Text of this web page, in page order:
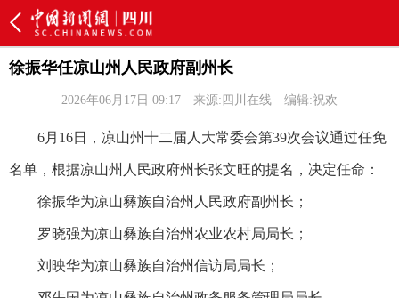
徐振华任凉山州人民政府副州长
2026年06月17日 09:17 来源:四川在线 编辑:祝欢
6月16日，凉山州十二届人大常委会第39次会议通过任免
名单，根据凉山州人民政府州长张文旺的提名，决定任命：
徐振华为凉山彝族自治州人民政府副州长；
罗晓强为凉山彝族自治州农业农村局局长；
刘映华为凉山彝族自治州信访局局长；